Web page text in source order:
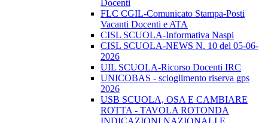
Docenti
FLC CGIL-Comunicato Stampa-Posti
Vacanti Docenti e ATA
CISL SCUOLA-Informativa Naspi
CISL SCUOLA-NEWS N. 10 del 05-06-
2026
UIL SCUOLA-Ricorso Docenti IRC
UNICOBAS - scioglimento riserva gps
2026
USB SCUOLA, OSA E CAMBIARE
ROTTA - TAVOLA ROTONDA